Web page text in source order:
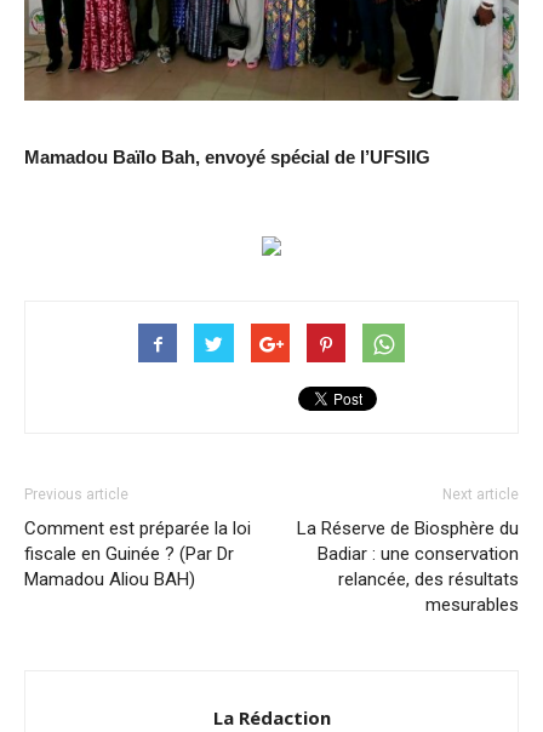
Mamadou Baïlo Bah, envoyé spécial de l’UFSIIG
Previous article
Comment est préparée la loi
fiscale en Guinée ? (Par Dr
Mamadou Aliou BAH)
Next article
La Réserve de Biosphère du
Badiar : une conservation
relancée, des résultats
mesurables
La Rédaction